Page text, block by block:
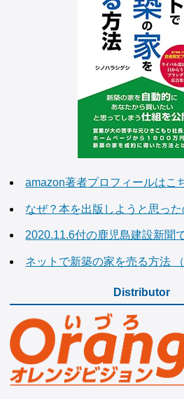
amazon著者プロフィールはこ
なぜ？本を出版しようと思った
2020.11.6付の鹿児島建設新聞
ネットで新築の家を売る方法
Distributor